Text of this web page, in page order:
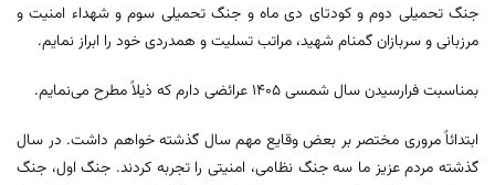
جنگ تحمیلی دوم و کودتای دی‌ ماه و جنگ تحمیلی سوم و شهداء امنیت و
مرزبانی و سربازان گمنام شهید، مراتب تسلیت و همدردی خود را ابراز نمایم.
بمناسبت فرارسیدن سال شمسی ۱۴۰۵ عرائضی دارم که ذیلاً مطرح می‌نمایم.
ابتدائاً مروری مختصر بر بعض وقایع مهم سال گذشته خواهم داشت. در سال
گذشته مردم عزیز ما سه جنگ نظامی، امنیتی را تجربه کردند. جنگ اول، جنگ